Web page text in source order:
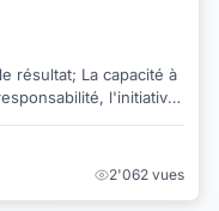
résultat; La capacité à
l'initiative,
2'062 vues